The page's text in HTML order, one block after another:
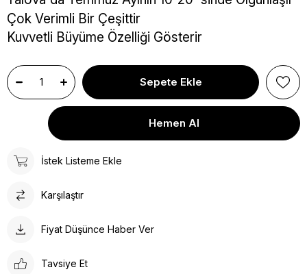
Çok Verimli Bir Çeşittir
Kuvvetli Büyüme Özelliği Gösterir
İstek Listeme Ekle
Karşılaştır
Fiyat Düşünce Haber Ver
Tavsiye Et